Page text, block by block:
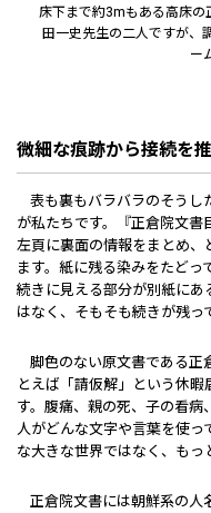
床下まで約3mもある高床の
田一史先生の二人ですが、
ー
微細な痕跡から接続を
表も裏もバラバラのそうし
が私たちです。『正倉院文書
左頁に裏面の情報をまとめ、
ます。紙に残る染みをたどっ
続きに見える部分が別紙にあ
はなく、そもそも続きが残っ
脚色のない原文書である正
とえば「請仮解」という休
す。腹痛、親の死、子の看
人がどんな文字や言葉を使っ
な大きな世界ではなく、もっ
正倉院文書には朝鮮系の人